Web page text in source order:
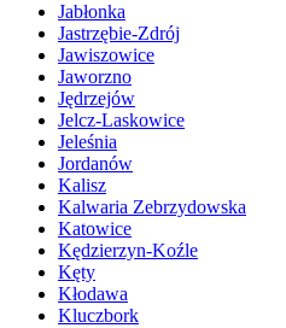
Jabłonka
Jastrzębie-Zdrój
Jawiszowice
Jaworzno
Jędrzejów
Jelcz-Laskowice
Jeleśnia
Jordanów
Kalisz
Kalwaria Zebrzydowska
Katowice
Kędzierzyn-Koźle
Kęty
Kłodawa
Kluczbork